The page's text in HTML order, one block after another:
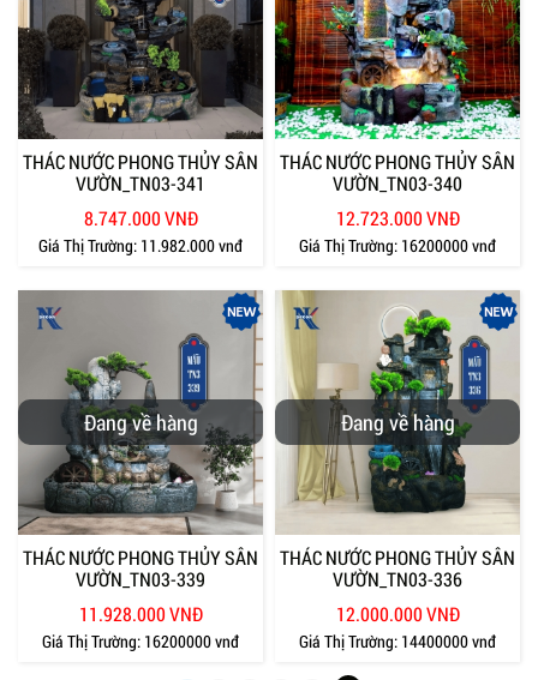
THÁC NƯỚC PHONG THỦY SÂN
VƯỜN_TN03-341
8.747.000 VNĐ
Giá Thị Trường: 11.982.000 vnđ
THÁC NƯỚC PHONG THỦY SÂN
VƯỜN_TN03-340
12.723.000 VNĐ
Giá Thị Trường: 16200000 vnđ
Đang về hàng
THÁC NƯỚC PHONG THỦY SÂN
VƯỜN_TN03-339
11.928.000 VNĐ
Giá Thị Trường: 16200000 vnđ
Đang về hàng
THÁC NƯỚC PHONG THỦY SÂN
VƯỜN_TN03-336
12.000.000 VNĐ
Giá Thị Trường: 14400000 vnđ